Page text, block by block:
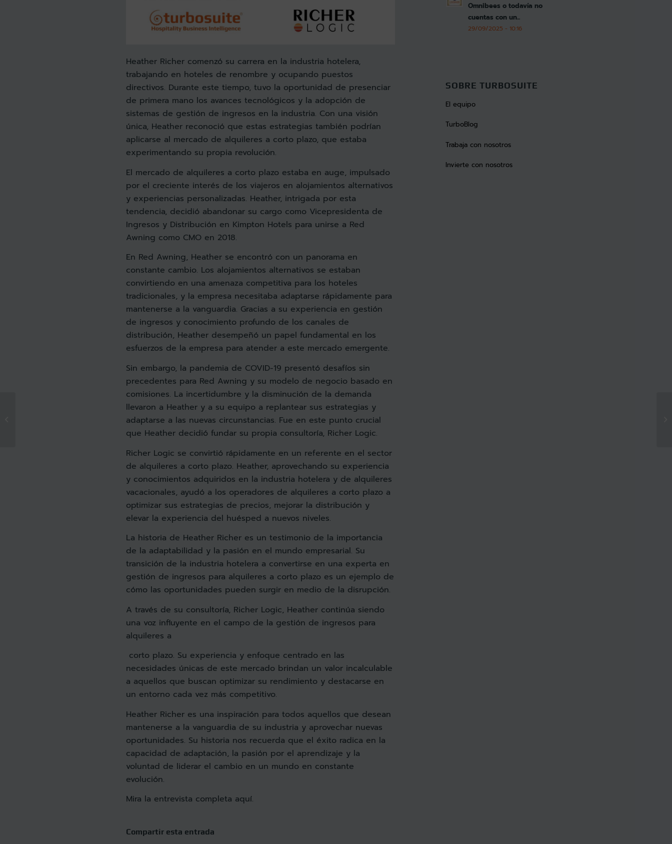
Heather Richer comenzó su carrera en la industria hotelera,
trabajando en hoteles de renombre y ocupando puestos
directivos. Durante este tiempo, tuvo la oportunidad de presenciar
de primera mano los avances tecnológicos y la adopción de
sistemas de gestión de ingresos en la industria. Con una visión
única, Heather reconoció que estas estrategias también podrían
aplicarse al mercado de alquileres a corto plazo, que estaba
experimentando su propia revolución.
El mercado de alquileres a corto plazo estaba en auge, impulsado
por el creciente interés de los viajeros en alojamientos alternativos
y experiencias personalizadas. Heather, intrigada por esta
tendencia, decidió abandonar su cargo como Vicepresidenta de
Ingresos y Distribución en Kimpton Hotels para unirse a Red
Awning como CMO en 2018.
En Red Awning, Heather se encontró con un panorama en
constante cambio. Los alojamientos alternativos se estaban
convirtiendo en una amenaza competitiva para los hoteles
tradicionales, y la empresa necesitaba adaptarse rápidamente para
mantenerse a la vanguardia. Gracias a su experiencia en gestión
de ingresos y conocimiento profundo de los canales de
distribución, Heather desempeñó un papel fundamental en los
esfuerzos de la empresa para atender a este mercado emergente.
Sin embargo, la pandemia de COVID-19 presentó desafíos sin
precedentes para Red Awning y su modelo de negocio basado en
comisiones. La incertidumbre y la disminución de la demanda
llevaron a Heather y a su equipo a replantear sus estrategias y
adaptarse a las nuevas circunstancias. Fue en este punto crucial
que Heather decidió fundar su propia consultoría, Richer Logic.
Richer Logic se convirtió rápidamente en un referente en el sector
de alquileres a corto plazo. Heather, aprovechando su experiencia
y conocimientos adquiridos en la industria hotelera y de alquileres
vacacionales, ayudó a los operadores de alquileres a corto plazo a
optimizar sus estrategias de precios, mejorar la distribución y
elevar la experiencia del huésped a nuevos niveles.
La historia de Heather Richer es un testimonio de la importancia
de la adaptabilidad y la pasión en el mundo empresarial. Su
transición de la industria hotelera a convertirse en una experta en
gestión de ingresos para alquileres a corto plazo es un ejemplo de
cómo las oportunidades pueden surgir en medio de la disrupción.
A través de su consultoría, Richer Logic, Heather continúa siendo
una voz influyente en el campo de la gestión de ingresos para
alquileres a
corto plazo. Su experiencia y enfoque centrado en las
necesidades únicas de este mercado brindan un valor incalculable
a aquellos que buscan optimizar su rendimiento y destacarse en
un entorno cada vez más competitivo.
Heather Richer es una inspiración para todos aquellos que desean
mantenerse a la vanguardia de su industria y aprovechar nuevas
oportunidades. Su historia nos recuerda que el éxito radica en la
capacidad de adaptación, la pasión por el aprendizaje y la
voluntad de liderar el cambio en un mundo en constante
evolución.
Mira la entrevista completa aquí.
Compartir esta entrada
Omnibees o todavía no
cuentas con un...
29/09/2025 - 10:16
SOBRE TURBOSUITE
El equipo
TurboBlog
Trabaja con nosotros
Invierte con nosotros